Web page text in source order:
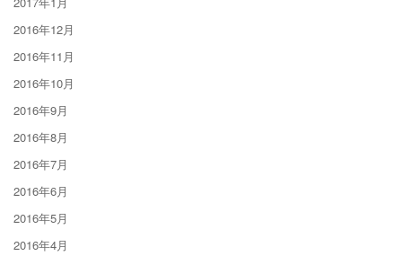
2016年12月
2016年11月
2016年10月
2016年9月
2016年8月
2016年7月
2016年6月
2016年5月
2016年4月